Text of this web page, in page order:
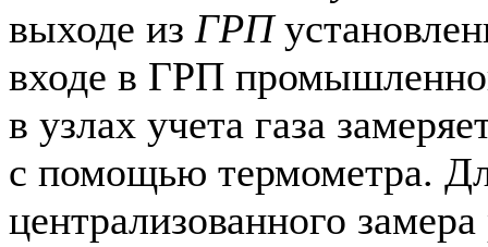
выходе из ГРП
входе в ГРП
в узлах учета газа
с помощью термометра.
централизованного замера